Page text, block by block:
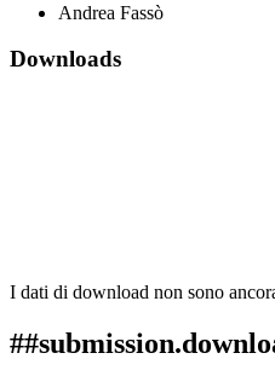
Andrea Fassò
Downloads
I dati di download non sono